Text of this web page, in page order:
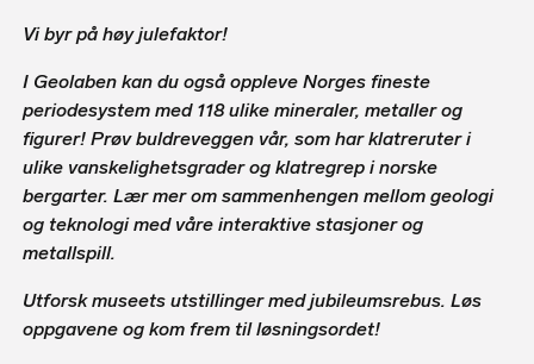
Vi byr på høy julefaktor!
I Geolaben kan du også oppleve Norges fineste
periodesystem med 118 ulike mineraler, metaller og
figurer! Prøv buldreveggen vår, som har klatreruter i
ulike vanskelighetsgrader og klatregrep i norske
bergarter. Lær mer om sammenhengen mellom geologi
og teknologi med våre interaktive stasjoner og
metallspill.
Utforsk museets utstillinger med jubileumsrebus. Løs
oppgavene og kom frem til løsningsordet!